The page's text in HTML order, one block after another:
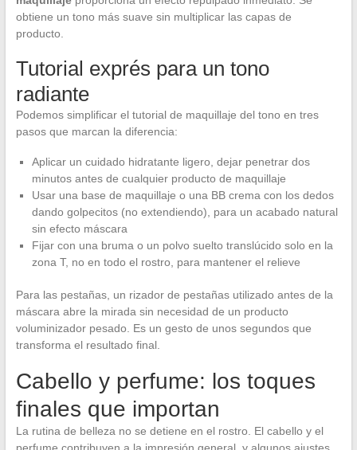
obtiene un tono más suave sin multiplicar las capas de
producto.
Tutorial exprés para un tono
radiante
Podemos simplificar el tutorial de maquillaje del tono en tres
pasos que marcan la diferencia:
Aplicar un cuidado hidratante ligero, dejar penetrar dos
minutos antes de cualquier producto de maquillaje
Usar una base de maquillaje o una BB crema con los dedos
dando golpecitos (no extendiendo), para un acabado natural
sin efecto máscara
Fijar con una bruma o un polvo suelto translúcido solo en la
zona T, no en todo el rostro, para mantener el relieve
Para las pestañas, un rizador de pestañas utilizado antes de la
máscara abre la mirada sin necesidad de un producto
voluminizador pesado. Es un gesto de unos segundos que
transforma el resultado final.
Cabello y perfume: los toques
finales que importan
La rutina de belleza no se detiene en el rostro. El cabello y el